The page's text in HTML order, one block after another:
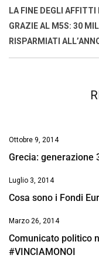
o
o
k
A
p
p
d
I
n
LA FINE DEGLI AFFITTI
GRAZIE AL M5S: 30
RISPARMIATI
Ottobre 9, 2014
Grecia: generazione
Luglio 3, 2014
Cosa sono i Fondi
Marzo 26, 2014
Comunicato politico
#VINCIAMONOI